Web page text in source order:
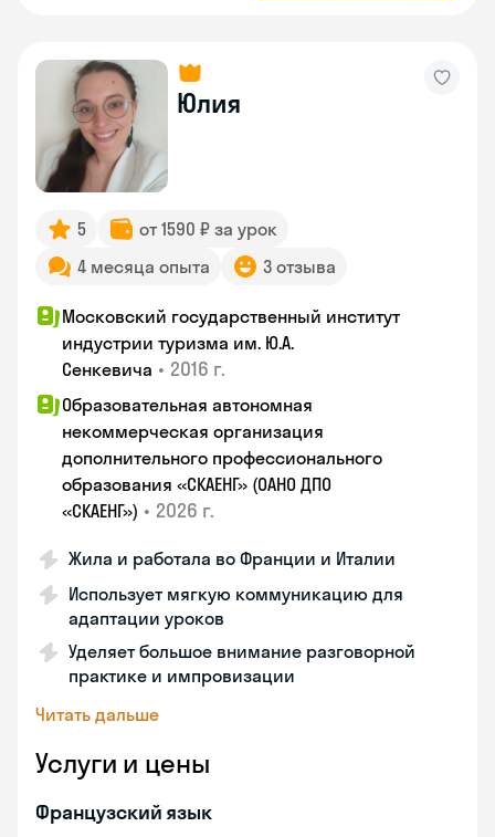
Юлия
5
от 1590 ₽ за урок
4 месяца опыта
3 отзыва
Московский государственный институт
индустрии туризма им. Ю.А.
Сенкевича • 2016 г.
Образовательная автономная
некоммерческая организация
дополнительного профессионального
образования «СКАЕНГ» (ОАНО ДПО
«СКАЕНГ») • 2026 г.
Жила и работала во Франции и Италии
Использует мягкую коммуникацию для
адаптации уроков
Уделяет большое внимание разговорной
практике и импровизации
Читать дальше
Услуги и цены
Французский язык